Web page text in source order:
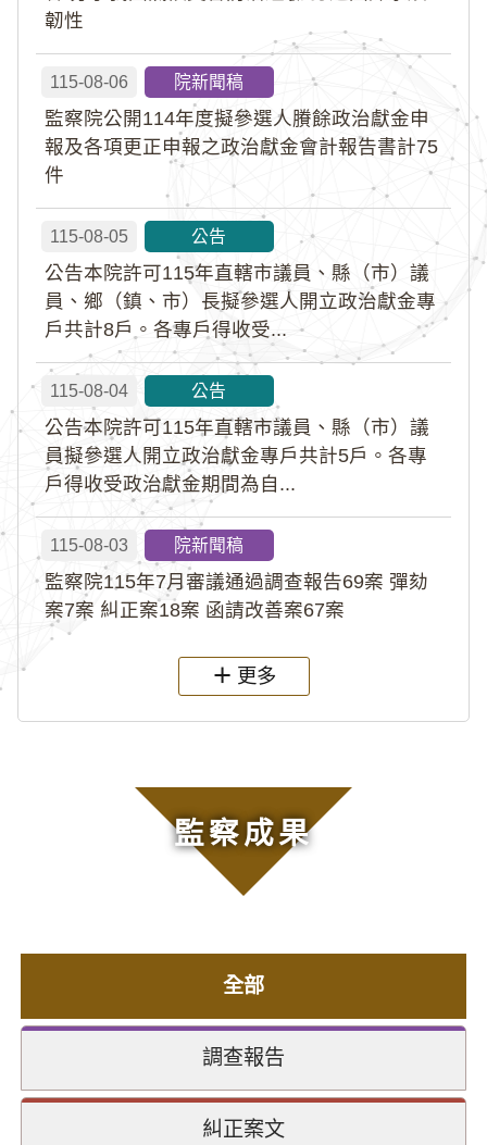
韌性
115-08-06 院新聞稿
監察院公開114年度擬參選人賸餘政治獻金申
報及各項更正申報之政治獻金會計報告書計75
件
115-08-05 公告
公告本院許可115年直轄市議員、縣（市）議
員、鄉（鎮、市）長擬參選人開立政治獻金專
戶共計8戶。各專戶得收受...
115-08-04 公告
公告本院許可115年直轄市議員、縣（市）議
員擬參選人開立政治獻金專戶共計5戶。各專
戶得收受政治獻金期間為自...
115-08-03 院新聞稿
監察院115年7月審議通過調查報告69案 彈劾
案7案 糾正案18案 函請改善案67案
更多
監察成果
全部
調查報告
糾正案文